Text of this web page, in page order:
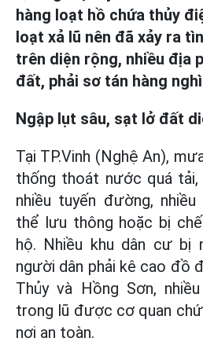
hàng loạt hồ chứa thủy
loạt xả lũ nên đã xảy ra
trên diện rộng, nhiều địa
đất, phải sơ tán hàng
Ngập lụt sâu, sạt lở đất
Tại TP.Vinh (Nghệ An),
thống thoát nước quá
nhiều tuyến đường,
thể lưu thông hoặc bị
hộ. Nhiều khu dân cư bị
người dân phải kê cao đồ
Thủy và Hồng Sơn,
trong lũ được cơ quan
nơi an toàn.